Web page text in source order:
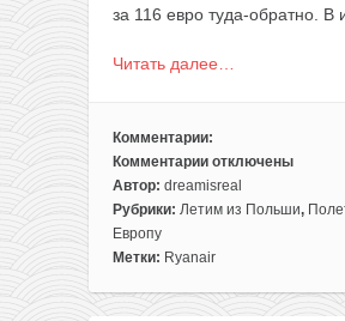
за 116 евро туда-обратно. В
Читать далее…
Комментарии:
Комментарии
к
записи
Прямые
рейсы
Менорку
отключены
Автор: dreamisreal
Рубрики: Летим из Польши,
Европу
Метки: Ryanair